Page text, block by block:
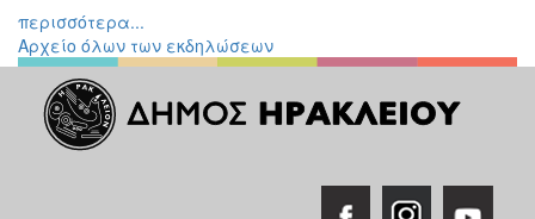
Ημερίδες
-
Διημερίδες
Σεμινάρια-
Διαλέξεις-
Ομιλίες
περισσότερα...
Αρχείο όλων των εκδηλώσεων